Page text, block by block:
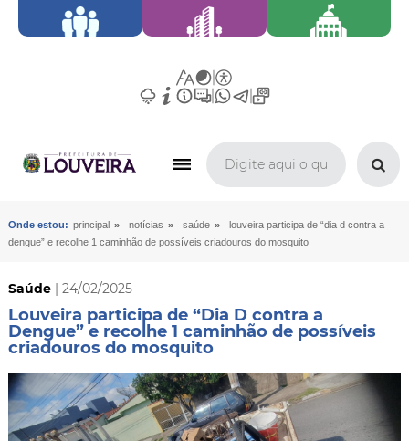
Onde estou: principal » notícias » saúde »
louveira participa de “dia d contra a
dengue” e recolhe 1 caminhão de possíveis criadouros do mosquito
Saúde| 24/02/2025
Louveira participa de “Dia D contra a
Dengue” e recolhe 1 caminhão de possíveis
criadouros do mosquito